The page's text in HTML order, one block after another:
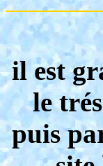
il est
le
puis